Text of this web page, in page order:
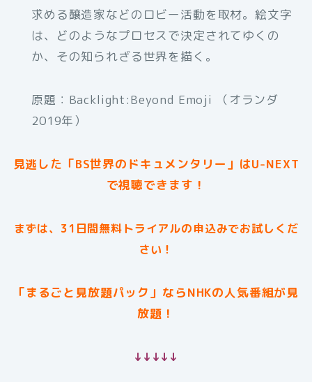
求める醸造家などのロビー活動を取材。絵文字
は、どのようなプロセスで決定されてゆくの
か、その知られざる世界を描く。
原題：Backlight:Beyond Emoji （オランダ
2019年）
見逃した「BS世界のドキュメンタリー」はU-NEXT
で視聴できます！
まずは、31日間無料トライアルの申込みでお試しくだ
さい！
「まるごと見放題パック」ならNHKの人気番組が見
放題！
↓↓↓↓↓